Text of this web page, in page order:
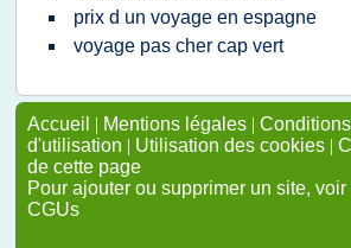
prix d un voyage en espagne
voyage pas cher cap vert
Accueil | Mentions légales |
d'utilisation | Utilisation des cookies |
de cette page
Pour ajouter ou supprimer un site,
CGUs